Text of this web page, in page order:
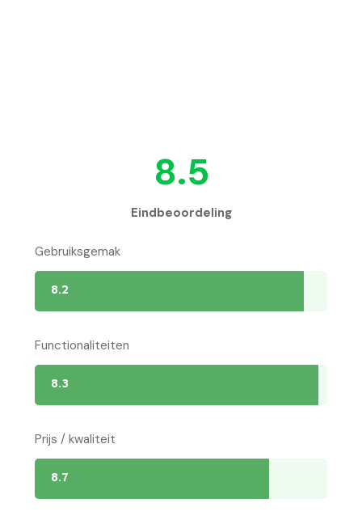
8.5
Eindbeoordeling
Gebruiksgemak
8.2
Functionaliteiten
8.3
Prijs / kwaliteit
8.7